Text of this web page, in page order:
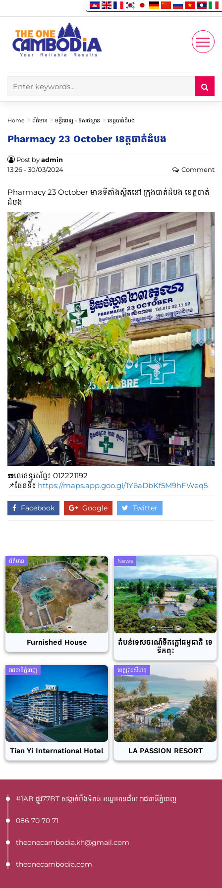
Account
Enjoy
Home ព័ត៌មាន មន្ទីរពេទ្យ -​ ឱសថស្ថាន ខេត្តបាត់ដំបង
Pharmacy 23 October ខេត្តបាត់ដំបង
Post byadmin
13:26 - 30/03/2024
Comment
Pharmacy 23 October មានទីតាំងស្ថិតនៅ ក្រុងបាត់ដំបង ខេត្តបាត់
ដំបង
☎️លេខទូរស័ព្ទ៖ 012221192
📌ផែនទី៖ https://maps.app.goo.gl/1Y6aDbKf5M9hFWeq5
Facebook Google Twitter
ព័ត៌មាន
Furnished House
News
តំបន់ទេសចរណ៍ទឹកក្តៅធម្មជាតិ ទេ
ទឹកពុះ
រាជធានីភ្នំពេញ
Tian Yi International Hotel
ខេត្តព្រះសីហនុ
LA PASSION RESORT
#1AB ផ្លូវ77BT​ សង្កាត់បឹងទំពន់ ខណ្ឌមានជ័យ រាជធានីភ្នំពេញ
086 70 70 71
theonecambodia.kh@gmail.com
theonecambodia.com